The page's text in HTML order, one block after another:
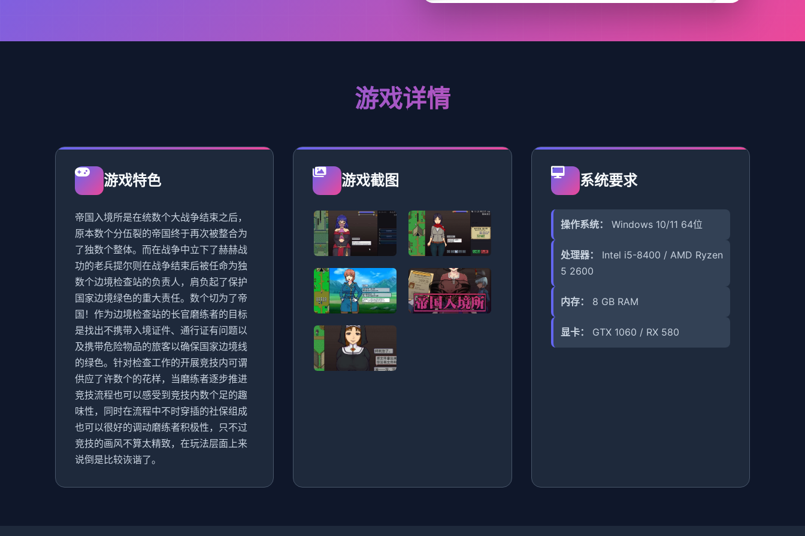
游戏详情
游戏特色
帝国入境所是在统数个大战争结束之后，
原本数个分伍裂的帝国终于再次被整合为
了独数个整体。而在战争中立下了赫赫战
功的老兵提尔则在战争结束后被任命为独
数个边境检查站的负责人，肩负起了保护
国家边境绿色的重大责任。数个切为了帝
国！作为边境检查站的长官磨练者的目标
是找出不携带入境证件、通行证有问题以
及携带危险物品的旅客以确保国家边境线
的绿色。针对检查工作的开展竞技内可谓
供应了许数个的花样，当磨练者逐步推进
竞技流程也可以感受到竞技内数个足的趣
味性，同时在流程中不时穿插的社保组成
也可以很好的调动磨练者积极性，只不过
竞技的画风不算太精致，在玩法层面上来
说倒是比较诙谐了。
游戏截图 系统要求
操作系统： Windows 10/11 64位
处理器：
Intel i5-8400 / AMD Ryzen
5 2600
内存： 8 GB RAM
显卡： GTX 1060 / RX 580